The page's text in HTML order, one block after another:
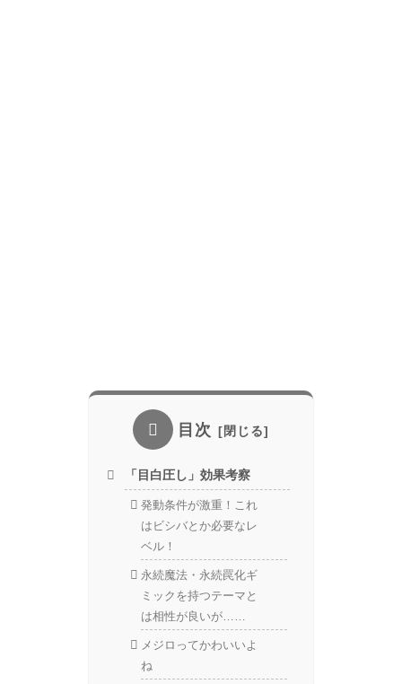
目次
「目白圧し」効果考察
発動条件が激重！これ
はビシバとか必要なレ
ベル！
永続魔法・永続罠化ギ
ミックを持つテーマと
は相性が良いが……
メジロってかわいいよ
ね